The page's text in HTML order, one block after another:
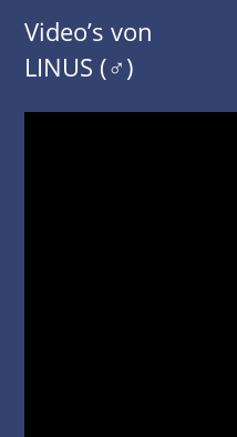
Video’s von
LINUS (♂)